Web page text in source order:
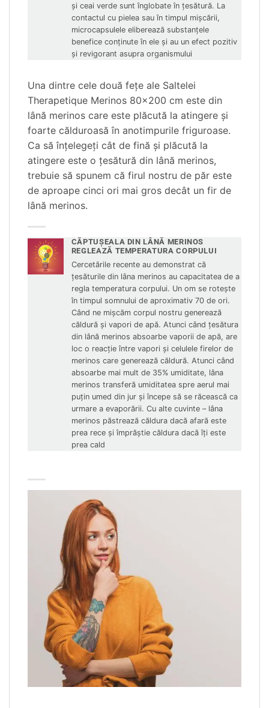
şi ceai verde sunt înglobate în ţesătură. La
contactul cu pielea sau în timpul mişcării,
microcapsulele eliberează substanţele
benefice conţinute în ele şi au un efect pozitiv
şi revigorant asupra organismului
Una dintre cele două feţe ale Saltelei
Therapetique Merinos 80×200 cm este din
lână merinos care este plăcută la atingere şi
foarte călduroasă în anotimpurile friguroase.
Ca să înţelegeţi cât de fină şi plăcută la
atingere este o ţesătură din lână merinos,
trebuie să spunem că firul nostru de păr este
de aproape cinci ori mai gros decât un fir de
lână merinos.
CĂPTUŞEALA DIN LÂNĂ MERINOS
REGLEAZĂ TEMPERATURA CORPULUI
Cercetările recente au demonstrat că
ţesăturile din lâna merinos au capacitatea de a
regla temperatura corpului. Un om se roteşte
în timpul somnului de aproximativ 70 de ori.
Când ne mişcăm corpul nostru generează
căldură şi vapori de apă. Atunci când ţesătura
din lână merinos absoarbe vaporii de apă, are
loc o reacţie între vapori şi celulele firelor de
merinos care generează căldură. Atunci când
absoarbe mai mult de 35% umiditate, lâna
merinos transferă umiditatea spre aerul mai
puţin umed din jur şi începe să se răcească ca
urmare a evaporării. Cu alte cuvinte – lâna
merinos păstrează căldura dacă afară este
prea rece şi împrăştie căldura dacă îţi este
prea cald